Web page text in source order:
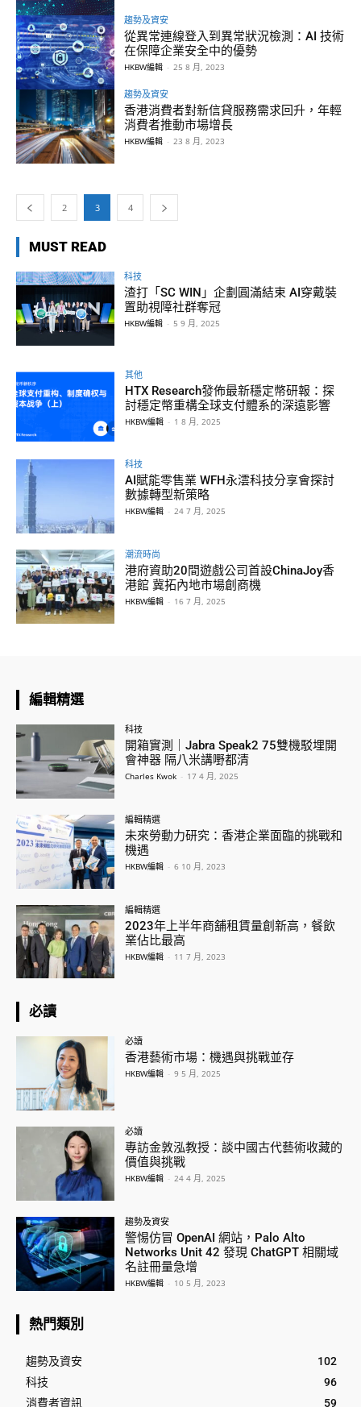
趨勢及資安
從異常連線登入到異常狀況檢測：AI 技術
在保障企業安全中的優勢
HKBW編輯 - 25 8 月, 2023
趨勢及資安
香港消費者對新信貸服務需求回升，年輕
消費者推動市場增長
HKBW編輯 - 23 8 月, 2023
2 3 4
MUST READ
科技
渣打「SC WIN」企劃圓滿結束 AI穿戴裝
置助視障社群奪冠
HKBW編輯 - 5 9 月, 2025
其他
HTX Research發佈最新穩定幣研報：探
討穩定幣重構全球支付體系的深遠影響
HKBW編輯 - 1 8 月, 2025
科技
AI賦能零售業 WFH永澐科技分享會探討
數據轉型新策略
HKBW編輯 - 24 7 月, 2025
潮流時尚
港府資助20間遊戲公司首設ChinaJoy香
港館 冀拓內地市場創商機
HKBW編輯 - 16 7 月, 2025
編輯精選
科技
開箱實測｜Jabra Speak2 75雙機駁埋開
會神器 隔八米講嘢都清
Charles Kwok - 17 4 月, 2025
編輯精選
未來勞動力研究：香港企業面臨的挑戰和
機遇
HKBW編輯 - 6 10 月, 2023
編輯精選
2023年上半年商舖租賃量創新高，餐飲
業佔比最高
HKBW編輯 - 11 7 月, 2023
必讀
必讀
香港藝術市場：機遇與挑戰並存
HKBW編輯 - 9 5 月, 2025
必讀
專訪金敦泓教授：談中國古代藝術收藏的
價值與挑戰
HKBW編輯 - 24 4 月, 2025
趨勢及資安
警惕仿冒 OpenAI 網站，Palo Alto
Networks Unit 42 發現 ChatGPT 相關域
名註冊量急增
HKBW編輯 - 10 5 月, 2023
熱門類別
趨勢及資安
102
科技
96
消費者資訊
59